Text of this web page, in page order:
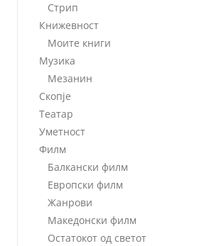
Стрип
Книжевност
Моите книги
Музика
Мезанин
Скопје
Театар
Уметност
Филм
Балкански филм
Европски филм
Жанрови
Македонски филм
Остатокот од светот